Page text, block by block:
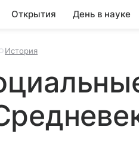
Открытия День в науке
История